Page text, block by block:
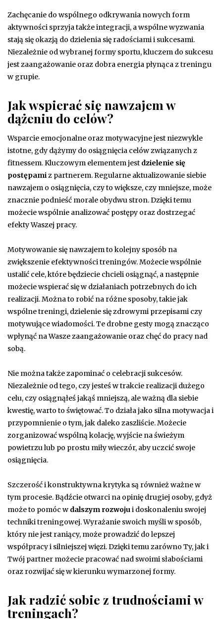
Zachęcanie do wspólnego odkrywania nowych form
aktywności sprzyja także integracji, a wspólne wyzwania
stają się okazją do dzielenia się radościami i sukcesami.
Niezależnie od wybranej formy sportu, kluczem do sukcesu
jest zaangażowanie oraz dobra energia płynąca z treningu
w grupie.
Jak wspierać się nawzajem w
dążeniu do celów?
Wsparcie emocjonalne oraz motywacyjne jest niezwykle
istotne, gdy dążymy do osiągnięcia celów związanych z
fitnessem. Kluczowym elementem jest dzielenie się
postępamiz partnerem. Regularne aktualizowanie siebie
nawzajem o osiągnięcia, czy to większe, czy mniejsze, może
znacznie podnieść morale obydwu stron. Dzięki temu
możecie wspólnie analizować postępy oraz dostrzegać
efekty Waszej pracy.
Motywowanie się nawzajem to kolejny sposób na
zwiększenie efektywności treningów. Możecie wspólnie
ustalić cele, które będziecie chcieli osiągnąć, a następnie
możecie wspierać się w działaniach potrzebnych do ich
realizacji. Można to robić na różne sposoby, takie jak
wspólne treningi, dzielenie się zdrowymi przepisami czy
motywujące wiadomości. Te drobne gesty mogą znacząco
wpłynąć na Wasze zaangażowanie oraz chęć do pracy nad
sobą.
Nie można także zapominać o celebracji sukcesów.
Niezależnie od tego, czy jesteś w trakcie realizacji dużego
celu, czy osiągnąłeś jakąś mniejszą, ale ważną dla siebie
kwestię, warto to świętować. To działa jako silna motywacja i
przypomnienie o tym, jak daleko zaszliście. Możecie
zorganizować wspólną kolację, wyjście na świeżym
powietrzu lub po prostu miły wieczór, aby uczcić swoje
osiągnięcia.
Szczerość i konstruktywna krytyka są również ważne w
tym procesie. Bądźcie otwarci na opinię drugiej osoby, gdyż
może to pomóc w dalszym rozwojui doskonaleniu swojej
techniki treningowej. Wyrażanie swoich myśli w sposób,
który nie jest raniący, może prowadzić do lepszej
współpracy i silniejszej więzi. Dzięki temu zarówno Ty, jak i
Twój partner możecie pracować nad swoimi słabościami
oraz rozwijać się w kierunku wymarzonej formy.
Jak radzić sobie z trudnościami w
treningach?